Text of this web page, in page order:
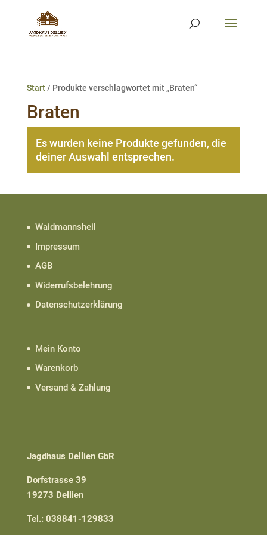
Start/ Produkte verschlagwortet mit „Braten“
Braten
Es wurden keine Produkte gefunden, die
deiner Auswahl entsprechen.
Waidmannsheil
Impressum
AGB
Widerrufsbelehrung
Datenschutzerklärung
Mein Konto
Warenkorb
Versand & Zahlung
Jagdhaus Dellien GbR
Dorfstrasse 39
19273 Dellien
Tel.: 038841-129833